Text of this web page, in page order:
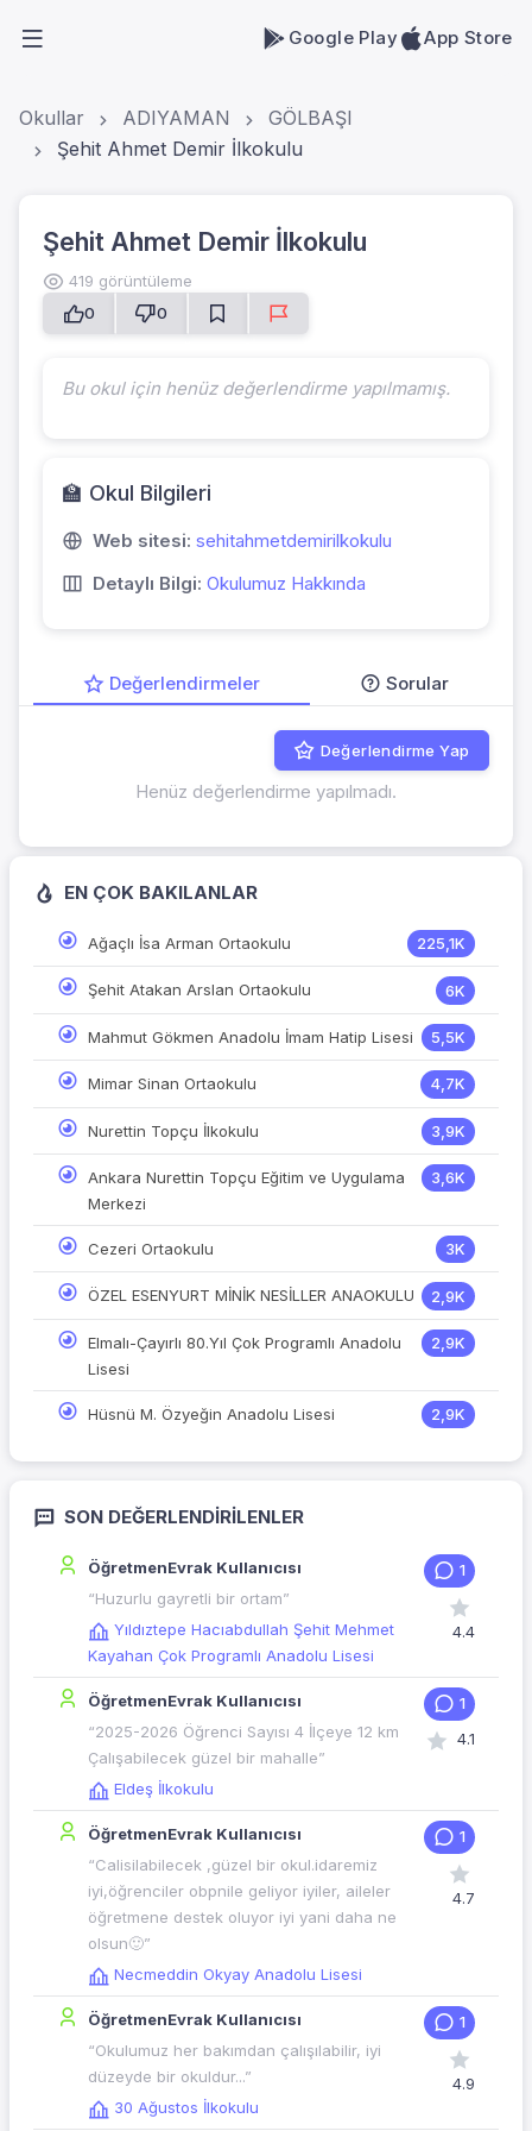
Google Play App Store
Okullar ADIYAMAN
GÖLBAŞI
Şehit Ahmet Demir İlkokulu
Şehit Ahmet Demir İlkokulu
419 görüntüleme
0
0
Bu okul için henüz değerlendirme yapılmamış.
🏫 Okul Bilgileri
Web sitesi: sehitahmetdemirilkokulu
Detaylı Bilgi: Okulumuz Hakkında
Değerlendirmeler Sorular
Değerlendirme Yap
Henüz değerlendirme yapılmadı.
EN ÇOK BAKILANLAR
Ağaçlı İsa Arman Ortaokulu 225,1K
Şehit Atakan Arslan Ortaokulu 6K
Mahmut Gökmen Anadolu İmam Hatip Lisesi 5,5K
Mimar Sinan Ortaokulu 4,7K
Nurettin Topçu İlkokulu 3,9K
Ankara Nurettin Topçu Eğitim ve Uygulama
Merkezi
3,6K
Cezeri Ortaokulu 3K
ÖZEL ESENYURT MİNİK NESİLLER ANAOKULU 2,9K
Elmalı-Çayırlı 80.Yıl Çok Programlı Anadolu
Lisesi
2,9K
Hüsnü M. Özyeğin Anadolu Lisesi 2,9K
SON DEĞERLENDIRILENLER
ÖğretmenEvrak Kullanıcısı
“Huzurlu gayretli bir ortam”
Yıldıztepe Hacıabdullah Şehit Mehmet
Kayahan Çok Programlı Anadolu Lisesi
1
4.4
ÖğretmenEvrak Kullanıcısı
“2025-2026 Öğrenci Sayısı 4 İlçeye 12 km
Çalışabilecek güzel bir mahalle”
Eldeş İlkokulu
1
4.1
ÖğretmenEvrak Kullanıcısı
“Calisilabilecek ,güzel bir okul.idaremiz
iyi,öğrenciler obpnile geliyor iyiler, aileler
öğretmene destek oluyor iyi yani daha ne
olsun🙂”
Necmeddin Okyay Anadolu Lisesi
1
4.7
ÖğretmenEvrak Kullanıcısı
“Okulumuz her bakımdan çalışılabilir, iyi
düzeyde bir okuldur...”
30 Ağustos İlkokulu
1
4.9